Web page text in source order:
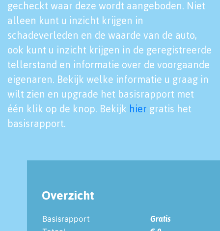
gecheckt waar deze wordt aangeboden. Niet
alleen kunt u inzicht krijgen in
schadeverleden en de waarde van de auto,
ook kunt u inzicht krijgen in de geregistreerde
tellerstand en informatie over de voorgaande
eigenaren. Bekijk welke informatie u graag in
wilt zien en upgrade het basisrapport met
één klik op de knop. Bekijk hier gratis het
basisrapport.
Overzicht
Basisrapport
Gratis